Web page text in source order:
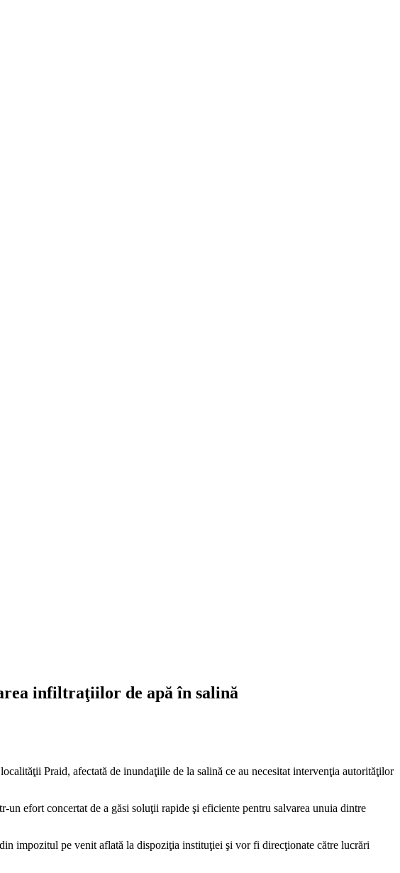
infiltraţiilor de apă în salină
Praid, afectată de inundaţiile de la salină ce au necesitat intervenţia autorităţilor
efort concertat de a găsi soluţii rapide şi eficiente pentru salvarea unuia dintre
impozitul pe venit aflată la dispoziţia instituţiei şi vor fi direcţionate către lucrări